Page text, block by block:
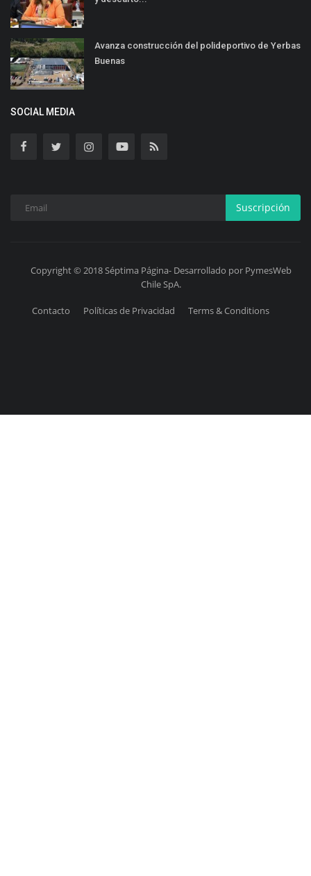
Avanza construcción del polideportivo de Yerbas
Buenas
SOCIAL MEDIA
Suscripción
Copyright © 2018 Séptima Página- Desarrollado por PymesWeb
Chile SpA.
Contacto Políticas de Privacidad Terms & Conditions